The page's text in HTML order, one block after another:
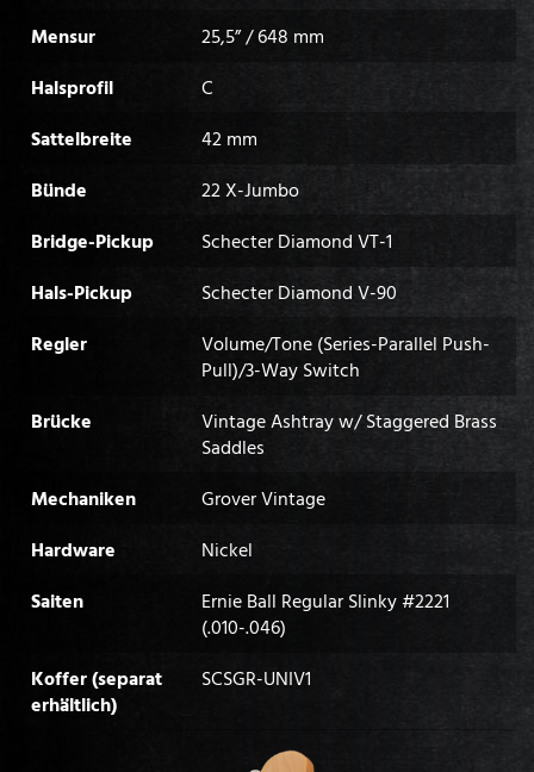
Mensur
25,5” / 648 mm
Halsprofil
C
Sattelbreite
42 mm
Bünde
22 X-Jumbo
Bridge-Pickup
Schecter Diamond VT-1
Hals-Pickup
Schecter Diamond V-90
Regler
Volume/Tone (Series-Parallel Push-
Pull)/3-Way Switch
Brücke
Vintage Ashtray w/ Staggered Brass
Saddles
Mechaniken
Grover Vintage
Hardware
Nickel
Saiten
Ernie Ball Regular Slinky #2221
(.010-.046)
Koffer (separat
erhältlich)
SCSGR-UNIV1